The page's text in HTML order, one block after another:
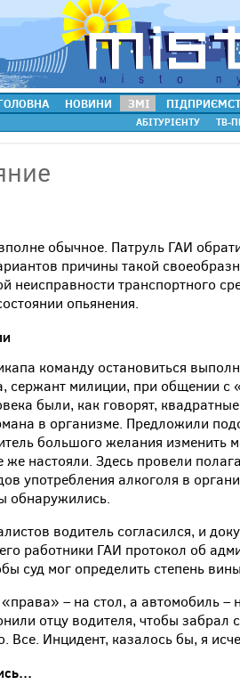
НОВИНИ ЗМІ
АБІТУРІЄНТУ ТВ-
обычное. Патруль ГАИ
причины такой
неисправности транспортного
опьянения.
команду остановиться
сержант милиции, при общении с
были, как говорят,
в организме. Предложили
большого желания изменить
же настояли. Здесь провели
употребления алкоголя в
обнаружились.
водитель согласился, и
работники ГАИ протокол об
суд мог определить степень
– на стол, а автомобиль
отцу водителя, чтобы забрал
Все. Инцидент, казалось бы, я